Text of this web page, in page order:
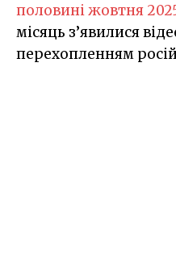
половині жовтня
місяць з’явилися
перехопленням